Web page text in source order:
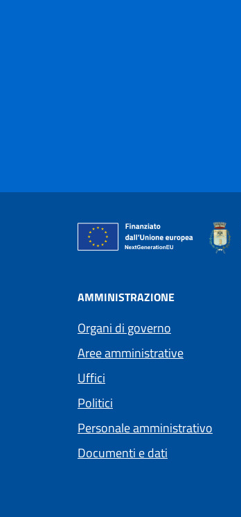
AMMINISTRAZIONE
Organi di governo
Aree amministrative
Uffici
Politici
Personale amministrativo
Documenti e dati